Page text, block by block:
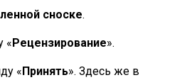
сноске.
«Рецензирование».
«Принять». Здесь же в